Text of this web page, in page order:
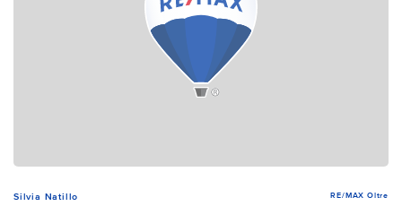
Silvia Natillo RE/MAX Oltre